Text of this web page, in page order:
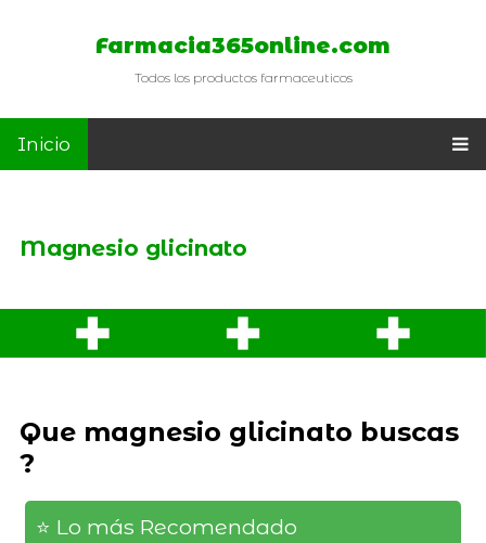
Farmacia365online.com
Todos los productos farmaceuticos
Inicio
Magnesio glicinato
Que magnesio glicinato buscas
?
⭐️ Lo más Recomendado